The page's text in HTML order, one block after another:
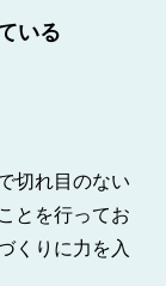
いる
切れ目のない
とを行ってお
くりに力を入